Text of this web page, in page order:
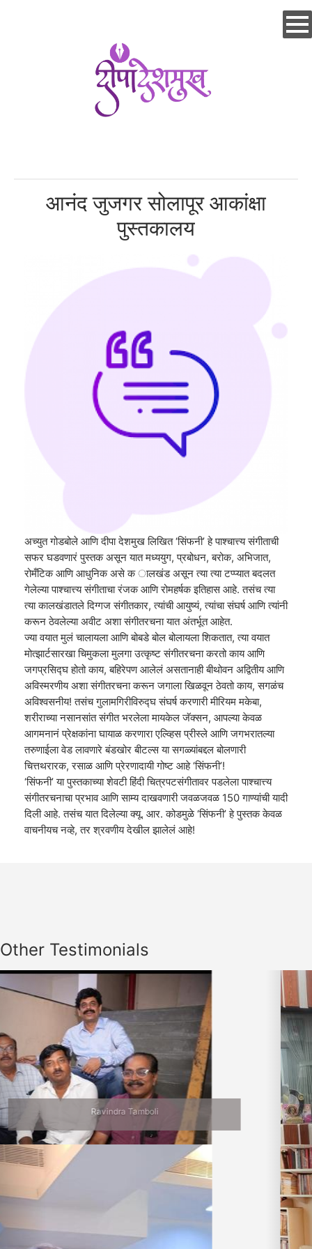
आनंद जुजगर सोलापूर आकांक्षा
पुस्तकालय
अच्युत गोडबोले आणि दीपा देशमुख लिखित ‘सिंफनी’ हे पाश्‍चात्त्य संगीताची
सफर घडवणारं पुस्तक असून यात मध्ययुग, प्रबोधन, बरोक, अभिजात,
रोमँटिक आणि आधुनिक असे क ालखंड असून त्या त्या टप्प्यात बदलत
गेलेल्या पाश्‍चात्त्य संगीताचा रंजक आणि रोमहर्षक इतिहास आहे. तसंच त्या
त्या कालखंडातले दिग्गज संगीतकार, त्यांची आयुष्यं, त्यांचा संघर्ष आणि त्यांनी
करून ठेवलेल्या अवीट अशा संगीतरचना यात अंतर्भूत आहेत.
ज्या वयात मुलं चालायला आणि बोबडे बोल बोलायला शिकतात, त्या वयात
मोत्झार्टसारखा चिमुकला मुलगा उत्कृष्ट संगीतरचना करतो काय आणि
जगप्रसिद्घ होतो काय, बहिरेपण आलेलं असतानाही बीथोवन अद्वितीय आणि
अविस्मरणीय अशा संगीतरचना करून जगाला खिळवून ठेवतो काय, सगळंच
अविश्‍वसनीय! तसंच गुलामगिरीविरुद्घ संघर्ष करणारी मीरियम मकेबा,
शरीराच्या नसानसांत संगीत भरलेला मायकेल जॅक्सन, आपल्या केवळ
आगमनानं प्रेक्षकांना घायाळ करणारा एल्व्हिस प्रीस्ले आणि जगभरातल्या
तरुणाईला वेड लावणारे बंडखोर बीटल्स या सगळ्यांबद्दल बोलणारी
चित्तथरारक, रसाळ आणि प्रेरणादायी गोष्ट आहे ‘सिंफनी’!
‘सिंफनी’ या पुस्तकाच्या शेवटी हिंदी चित्रपटसंगीतावर पडलेला पाश्‍चात्त्य
संगीतरचनाचा प्रभाव आणि साम्य दाखवणारी जवळजवळ 150 गाण्यांची यादी
दिली आहे. तसंच यात दिलेल्या क्यू. आर. कोडमुळे ‘सिंफनी’ हे पुस्तक केवळ
वाचनीयच नव्हे, तर श्रवणीय देखील झालेलं आहे!
Other Testimonials
Jalgaon Bhet
Previous